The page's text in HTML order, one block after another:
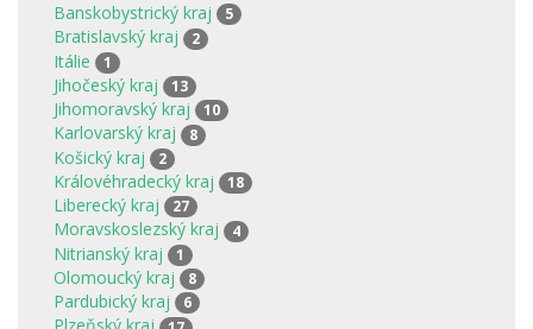
Banskobystrický kraj 5
Bratislavský kraj 2
Itálie 1
Jihočeský kraj 13
Jihomoravský kraj 10
Karlovarský kraj 8
Košický kraj 2
Královéhradecký kraj 18
Liberecký kraj 27
Moravskoslezský kraj 4
Nitrianský kraj 1
Olomoucký kraj 8
Pardubický kraj 6